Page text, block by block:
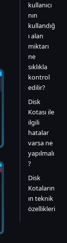
kullanıcı
nın
kullandığ
ı alan
miktarı
ne
sıklıkla
kontrol
edilir?
Disk
Kotası ile
ilgili
hatalar
varsa ne
yapılmalı
?
Disk
Kotaların
ın teknik
özellikleri